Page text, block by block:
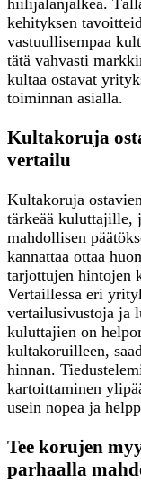
kehityksen
vastuullisempaa
tätä vahvasti
kultaa ostavat
toiminnan asialla.
Kultakoruja
vertailu
Kultakoruja
tärkeää kuluttajille,
mahdollisen
kannattaa ottaa
tarjottujen hintojen
Vertaillessa eri
vertailusivustoja ja
kuluttajien on
kultakoruilleen,
hinnan.
kartoittaminen
usein nopea ja
Tee korujen
parhaalla